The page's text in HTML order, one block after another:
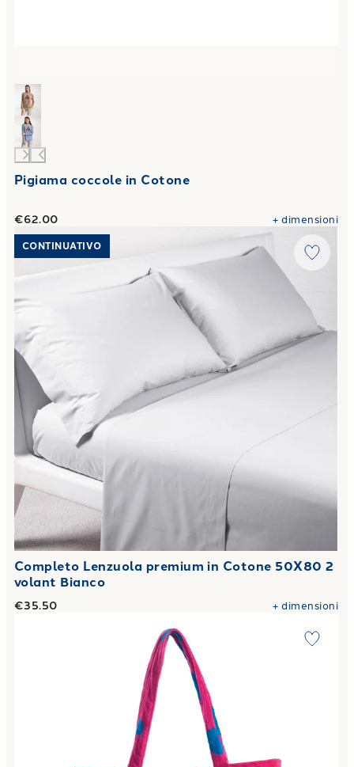
Pigiama coccole in Cotone
€62.00 +dimensioni
Link to "Completo Lenzuola premium in Cotone 50X80 2
CONTINUATIVO
Completo Lenzuola premium in Cotone 50X80 2
volant Bianco
€35.50 +dimensioni